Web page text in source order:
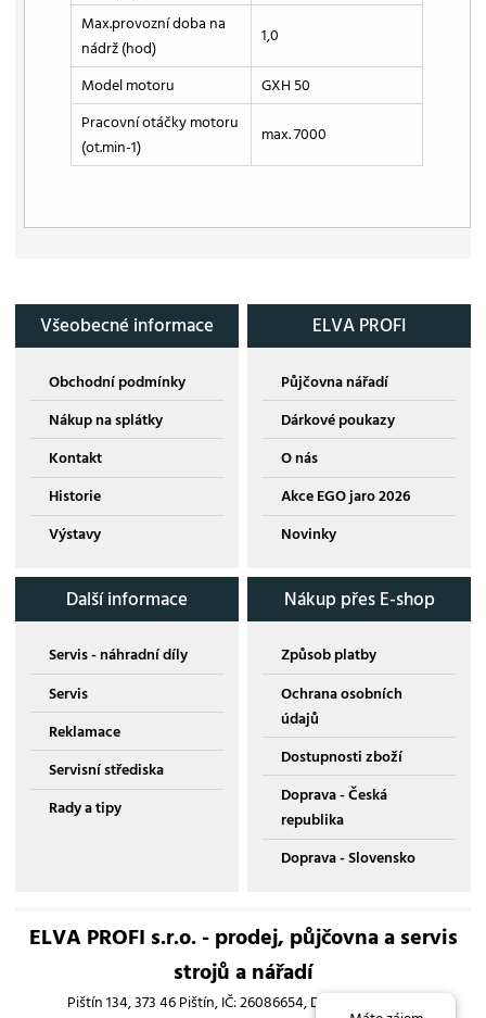
Max.provozní doba na
nádrž (hod)
1,0
Model motoru
GXH 50
Pracovní otáčky motoru
(ot.min-1)
max. 7000
Všeobecné informace
Obchodní podmínky
Nákup na splátky
Kontakt
Historie
Výstavy
ELVA PROFI
Půjčovna nářadí
Dárkové poukazy
O nás
Akce EGO jaro 2026
Novinky
Další informace
Servis - náhradní díly
Servis
Reklamace
Servisní střediska
Rady a tipy
Nákup přes E-shop
Způsob platby
Ochrana osobních
údajů
Dostupnosti zboží
Doprava - Česká
republika
Doprava - Slovensko
ELVA PROFI s.r.o. - prodej, půjčovna a servis
strojů a nářadí
Pištín 134, 373 46 Pištín, IČ: 26086654, DIČ: CZ26086654